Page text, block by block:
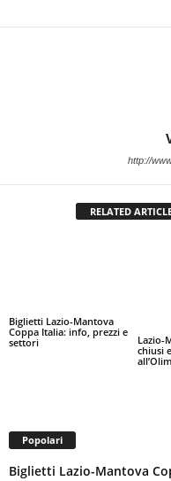
http://
RELATED
Biglietti Lazio-Mantova
Coppa Italia: info, prezzi e
settori
Lazio-
chiusi
Popolari
Biglietti Lazio-Mantova